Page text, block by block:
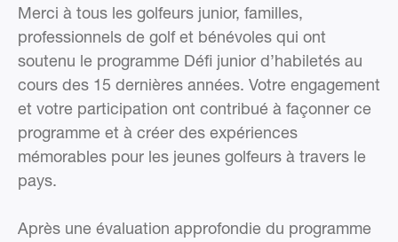
Merci à tous les golfeurs junior, familles,
professionnels de golf et bénévoles qui ont
soutenu le programme Défi junior d’habiletés au
cours des 15 dernières années. Votre engagement
et votre participation ont contribué à façonner ce
programme et à créer des expériences
mémorables pour les jeunes golfeurs à travers le
pays.
Après une évaluation approfondie du programme